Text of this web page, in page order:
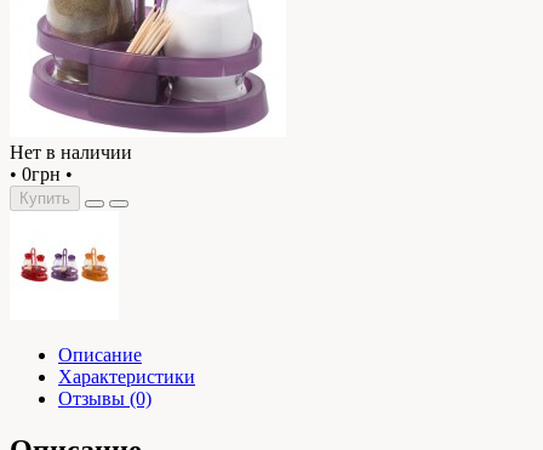
Нет в наличии
• 0грн •
Купить
Описание
Характеристики
Отзывы (0)